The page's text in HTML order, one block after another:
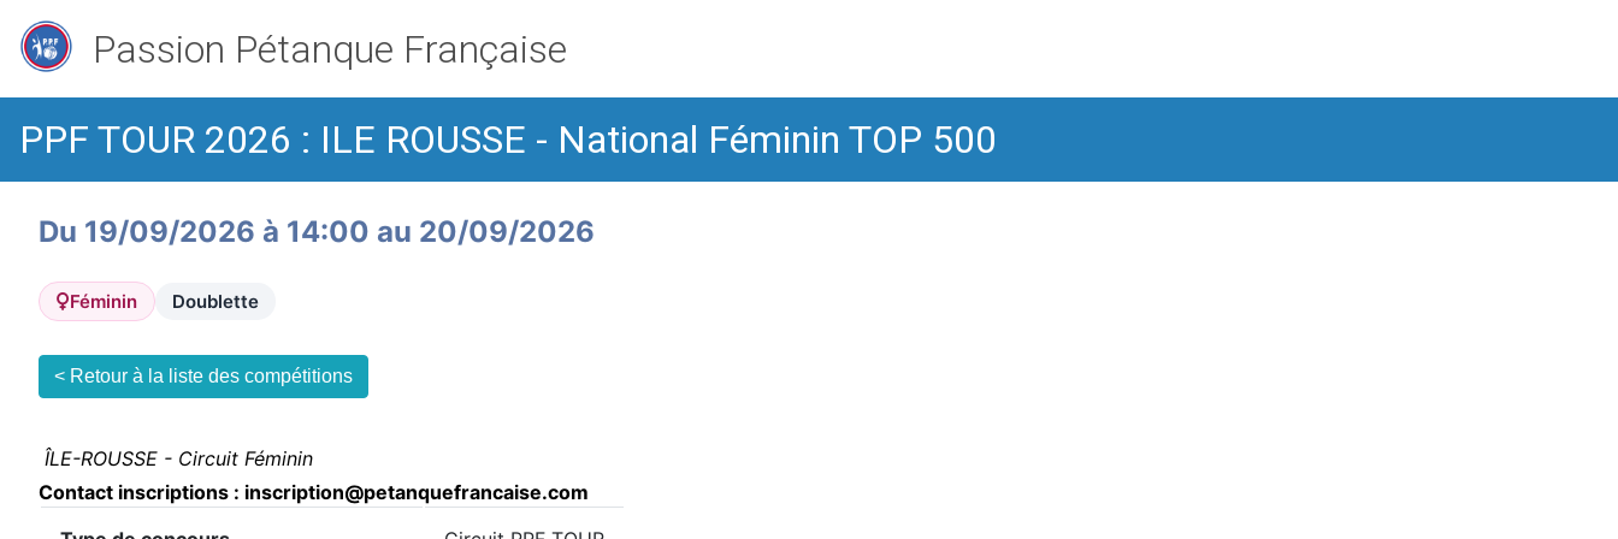
Passion Pétanque Française
PPF TOUR 2026 : ILE ROUSSE - National Féminin TOP 500
Du 19/09/2026 à 14:00 au 20/09/2026
Féminin Doublette
< Retour à la liste des compétitions
ÎLE-ROUSSE - Circuit Féminin
Contact inscriptions : inscription@petanquefrancaise.com